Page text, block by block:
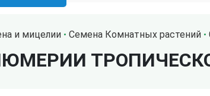
и мицелии Семена Комнатных растений